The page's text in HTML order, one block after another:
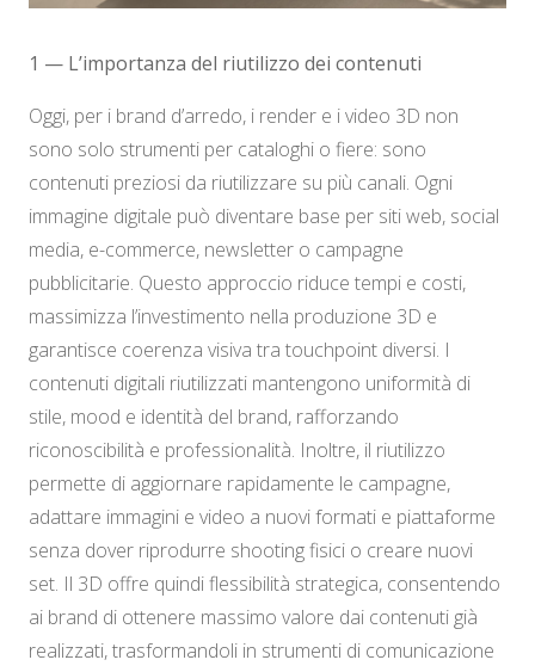
1 — L’importanza del riutilizzo dei contenuti
Oggi, per i brand d’arredo, i render e i video 3D non
sono solo strumenti per cataloghi o fiere: sono
contenuti preziosi da riutilizzare su più canali. Ogni
immagine digitale può diventare base per siti web, social
media, e-commerce, newsletter o campagne
pubblicitarie. Questo approccio riduce tempi e costi,
massimizza l’investimento nella produzione 3D e
garantisce coerenza visiva tra touchpoint diversi. I
contenuti digitali riutilizzati mantengono uniformità di
stile, mood e identità del brand, rafforzando
riconoscibilità e professionalità. Inoltre, il riutilizzo
permette di aggiornare rapidamente le campagne,
adattare immagini e video a nuovi formati e piattaforme
senza dover riprodurre shooting fisici o creare nuovi
set. Il 3D offre quindi flessibilità strategica, consentendo
ai brand di ottenere massimo valore dai contenuti già
realizzati, trasformandoli in strumenti di comunicazione